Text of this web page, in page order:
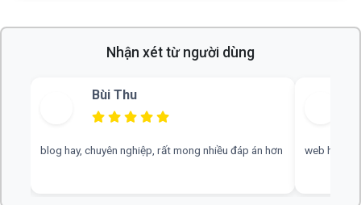
Nhận xét từ người dùng